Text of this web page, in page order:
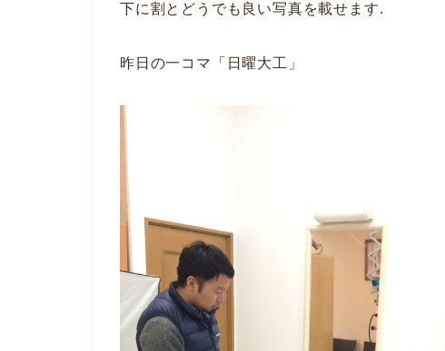
下に割とどうでも良い写真を載せます.
昨日の一コマ「日曜大工」